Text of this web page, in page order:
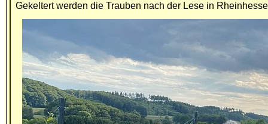
Gekeltert werden die Trauben nach der Lese in